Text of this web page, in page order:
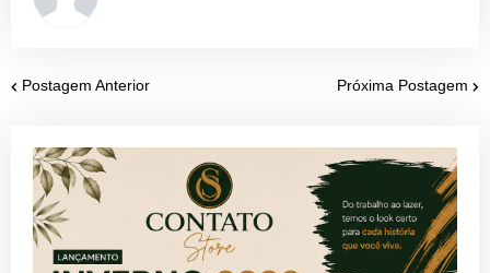
Postagem Anterior Próxima Postagem